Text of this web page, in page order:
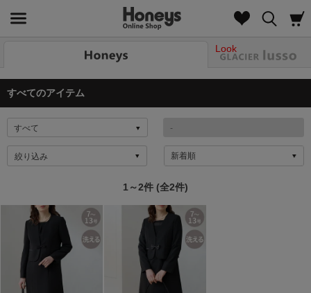
Look
すべてのアイテム
絞り込み
1～2件 (全2件)